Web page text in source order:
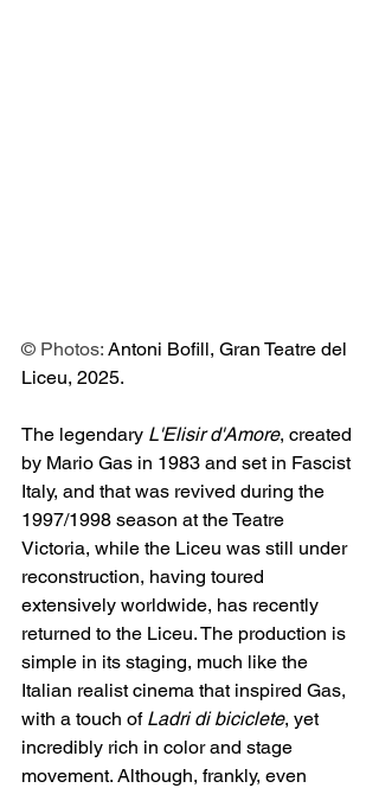
© Photos: Antoni Bofill, Gran Teatre del
Liceu, 2025.
The legendary L'Elisir d'Amore, created
by Mario Gas in 1983 and set in Fascist
Italy, and that was revived during the
1997/1998 season at the Teatre
Victoria, while the Liceu was still under
reconstruction, having toured
extensively worldwide, has recently
returned to the Liceu. The production is
simple in its staging, much like the
Italian realist cinema that inspired Gas,
with a touch of Ladri di biciclete, yet
incredibly rich in color and stage
movement. Although, frankly, even